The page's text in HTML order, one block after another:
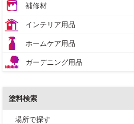
補修材
インテリア用品
ホームケア用品
ガーデニング用品
塗料検索
場所で探す